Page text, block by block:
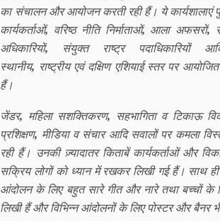
का संचालन और आयोजन करती रही हैं। ये कार्यशालाएं
कार्यकर्ताओं, वरिष्ठ नीति निर्माताओं, आला अफसरों,
अधिकारियों, संयुक्त राष्ट्र पदाधिकारियों
स्थानीय, राष्ट्रीय एवं दक्षिण एशियाई स्तर पर
हैं।
जेंडर, महिला सशक्तिकरण, सहभागिता व टिकाऊ
प्रशिक्षण, मीडिया व संचार आदि सवालों पर कमला
रही हैं। उनकी ज़्यादातर किताबें कार्यकर्ताओं और
सक्रिय लोगों को ध्यान में रखकर लिखी गई हैं। साथ ही
आंदोलन के लिए बहुत सारे गीत और नारे तथा बच्चों के
लिखी हैं और विभिन्न आंदोलनों के लिए पोस्टर और बैनर